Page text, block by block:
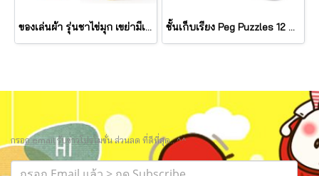
ของเล่นผ้า รุ่นชาไข่มุก เขย่ามีเสียง Bubble Tea Take Along Toy รุ่น 30744 ยี่ห้อ Melissa & Doug ชั้นเก็บเรียง Peg Puzzles 12 แผ่น Wire Puzzle-Storage Rack รุ่น 1018 ยี่ห้อ Melissa & Doug (นำเข้า USA)
กรอก email รับข่าวโปรโมชั่น ส่วนลด ที่ดีที่สุด.. ^^